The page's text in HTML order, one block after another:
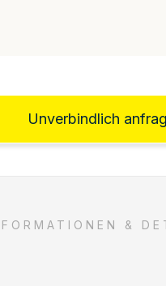
Unverbindlich
&